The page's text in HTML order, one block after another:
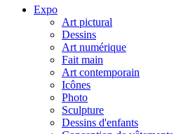
Expo
Art pictural
Dessins
Art numérique
Fait main
Art contemporain
Icônes
Photo
Sculpture
Dessins d'enfants